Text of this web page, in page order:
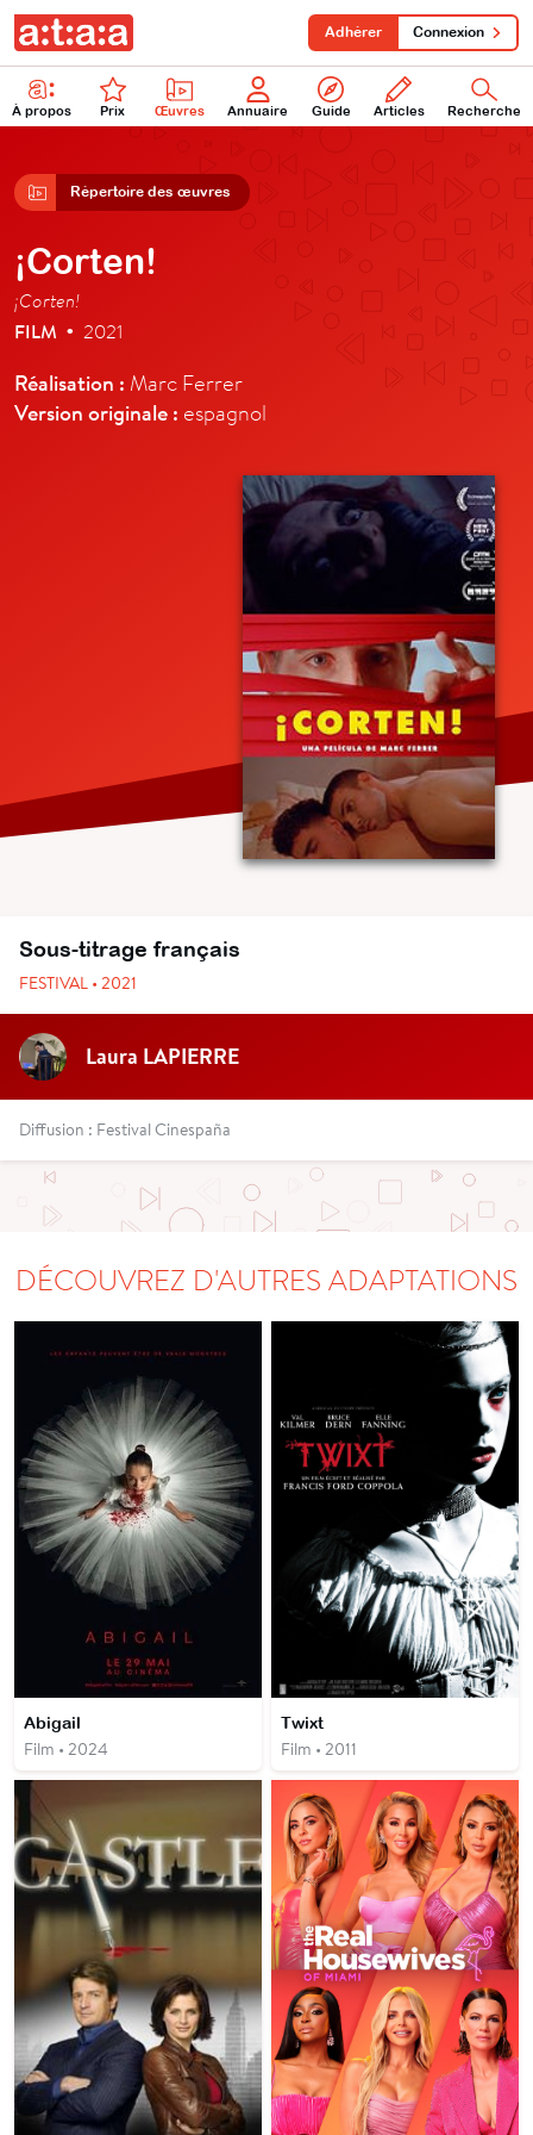
À propos Prix Œuvres Annuaire Guide Articles Recherche
Adhérer Connexion
Répertoire des œuvres
¡Corten!
¡Corten!
FILM • 2021
Réalisation : Marc Ferrer
Version originale : espagnol
Sous-titrage français
FESTIVAL • 2021
Laura LAPIERRE
Diffusion : Festival Cinespaña
DÉCOUVREZ D'AUTRES ADAPTATIONS
Abigail
Film • 2024
Twixt
Film • 2011